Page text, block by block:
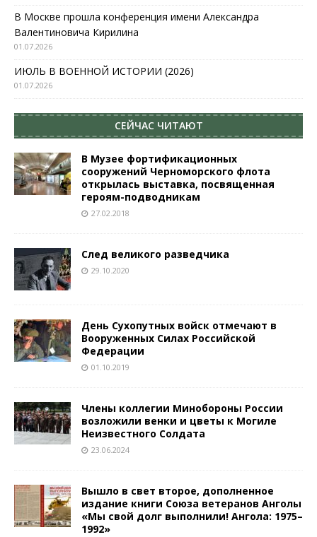
В Москве прошла конференция имени Александра
Валентиновича Кирилина
01.07.2026
ИЮЛЬ В ВОЕННОЙ ИСТОРИИ (2026)
01.07.2026
СЕЙЧАС ЧИТАЮТ
В Музее фортификационных
сооружений Черноморского флота
открылась выставка, посвященная
героям-подводникам
27.02.2018
След великого разведчика
29.10.2020
День Сухопутных войск отмечают в
Вооруженных Силах Российской
Федерации
01.10.2019
Члены коллегии Минобороны России
возложили венки и цветы к Могиле
Неизвестного Солдата
23.06.2024
Вышло в свет второе, дополненное
издание книги Союза ветеранов Анголы
«Мы свой долг выполнили! Ангола: 1975–
1992»